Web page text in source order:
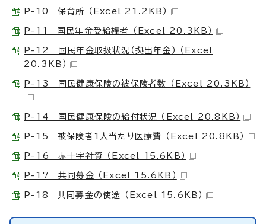
P-10 保育所 （Excel 21.2KB）
P-11 国民年金受給権者 （Excel 20.3KB）
P-12 国民年金取扱状況（拠出年金） （Excel
20.3KB）
P-13 国民健康保険の被保険者数 （Excel 20.3KB）
P-14 国民健康保険の給付状況 （Excel 20.8KB）
P-15 被保険者1人当たり医療費 （Excel 20.8KB）
P-16 赤十字社資 （Excel 15.6KB）
P-17 共同募金 （Excel 15.6KB）
P-18 共同募金の使途 （Excel 15.6KB）